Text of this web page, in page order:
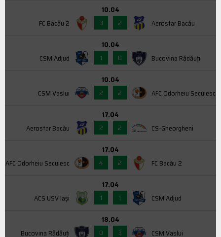
FC Bacău 2
10.04
3
2 Aerostar Bacău
CSM Adjud
10.04
1
0 Bucovina Rădăuți
CSM Vaslui
10.04
2
2 AFC Odorheiu Secuiesc
Aerostar Bacău
17.04
2
2 CS-Gheorgheni
AFC Odorheiu Secuiesc
17.04
4
2 FC Bacău 2
ACS USV Iaşi
17.04
1
1 CSM Adjud
Bucovina Rădăuți
18.04
0
3 CSM Vaslui